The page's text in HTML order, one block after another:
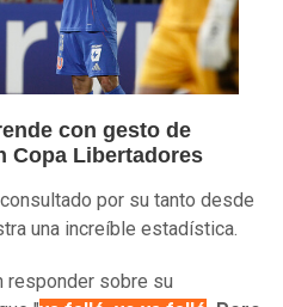
con gesto de
Copa Libertadores
por su tanto desde
una increíble estadística.
responder sobre su